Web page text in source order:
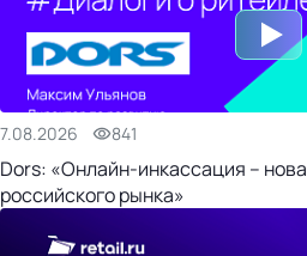
7.08.2026 841
Dors: «Онлайн-инкассация –
российского рынка»